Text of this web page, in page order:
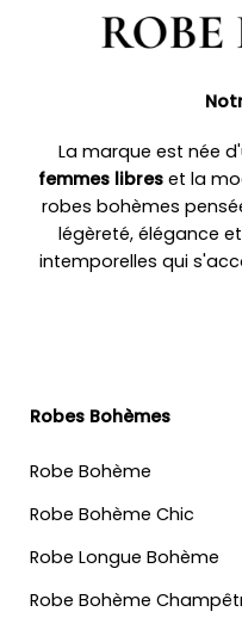
La marque est née
femmes libres et la
robes bohèmes
légèreté, élégance et
intemporelles qui
Robes Bohèmes
Robe Bohème
Robe Bohème Chic
Robe Longue Bohème
Robe Bohème